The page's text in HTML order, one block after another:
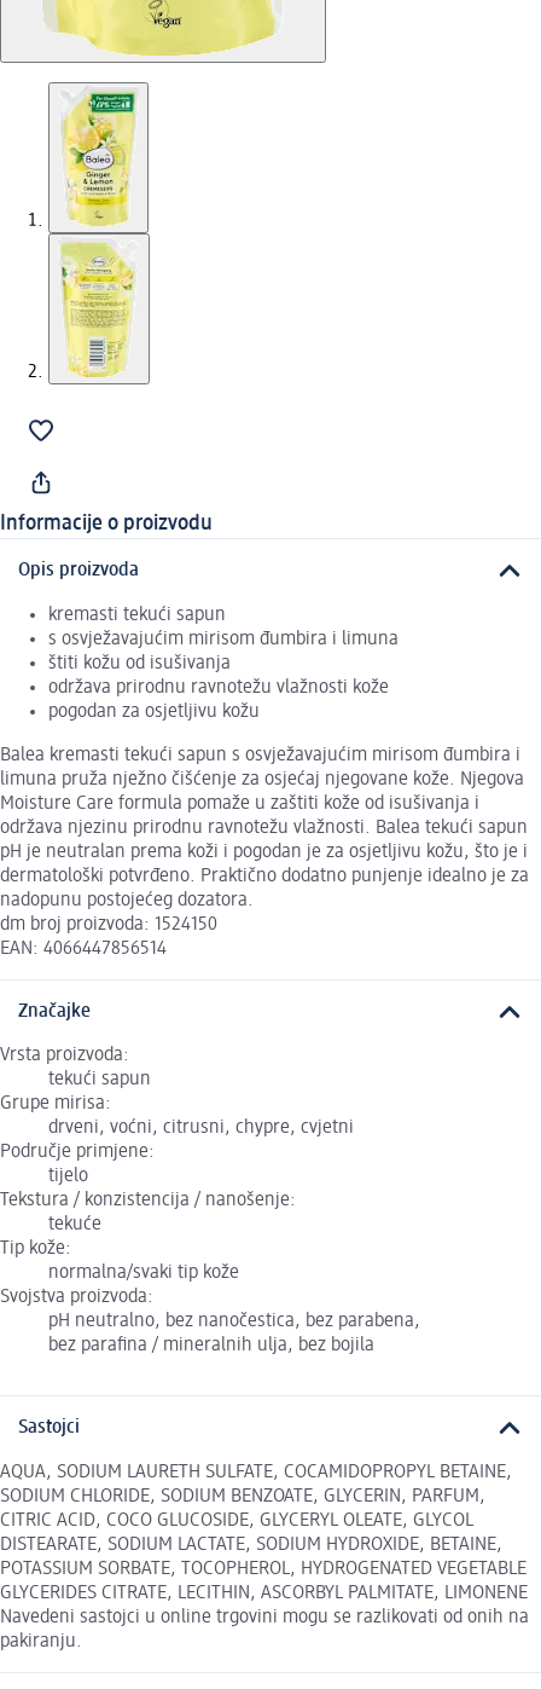
Informacije o proizvodu
Opis proizvoda
kremasti tekući sapun
s osvježavajućim mirisom đumbira i limuna
štiti kožu od isušivanja
održava prirodnu ravnotežu vlažnosti kože
pogodan za osjetljivu kožu
Balea kremasti tekući sapun s osvježavajućim mirisom đumbira i
limuna pruža nježno čišćenje za osjećaj njegovane kože. Njegova
Moisture Care formula pomaže u zaštiti kože od isušivanja i
održava njezinu prirodnu ravnotežu vlažnosti. Balea tekući sapun
pH je neutralan prema koži i pogodan je za osjetljivu kožu, što je i
dermatološki potvrđeno. Praktično dodatno punjenje idealno je za
nadopunu postojećeg dozatora.
dm broj proizvoda: 1524150
EAN: 4066447856514
Značajke
Vrsta proizvoda:
tekući sapun
Grupe mirisa:
drveni, voćni, citrusni, chypre, cvjetni
Područje primjene:
tijelo
Tekstura / konzistencija / nanošenje:
tekuće
Tip kože:
normalna/svaki tip kože
Svojstva proizvoda:
pH neutralno, bez nanočestica, bez parabena,
bez parafina / mineralnih ulja, bez bojila
Sastojci
AQUA, SODIUM LAURETH SULFATE, COCAMIDOPROPYL BETAINE,
SODIUM CHLORIDE, SODIUM BENZOATE, GLYCERIN, PARFUM,
CITRIC ACID, COCO GLUCOSIDE, GLYCERYL OLEATE, GLYCOL
DISTEARATE, SODIUM LACTATE, SODIUM HYDROXIDE, BETAINE,
POTASSIUM SORBATE, TOCOPHEROL, HYDROGENATED VEGETABLE
GLYCERIDES CITRATE, LECITHIN, ASCORBYL PALMITATE, LIMONENE
Navedeni sastojci u online trgovini mogu se razlikovati od onih na
pakiranju.